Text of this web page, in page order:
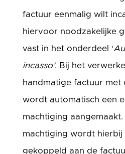
factuur eenmalig wilt
hiervoor noodzakelijke
vast in het onderdeel ‘
incasso’. Bij het
handmatige factuur met
wordt automatisch een
machtiging
machtiging wordt hierbij
gekoppeld aan de